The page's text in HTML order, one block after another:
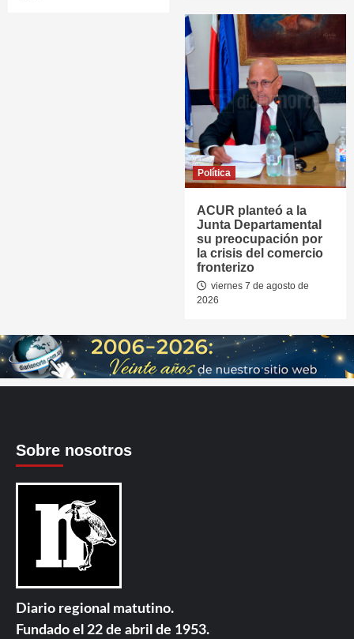
Política
ACUR planteó a la
Junta Departamental
su preocupación por
la crisis del comercio
fronterizo
viernes 7 de agosto de
2026
Sobre nosotros
Diario regional matutino.
Fundado el 22 de abril de 1953.